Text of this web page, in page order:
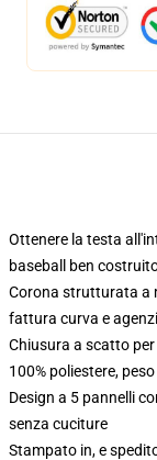
Ottenere la testa
baseball ben
Corona strutturata a
fattura curva e
Chiusura a scatto
100% poliestere,
Design a 5 pannelli
senza cuciture
Stampato in, e